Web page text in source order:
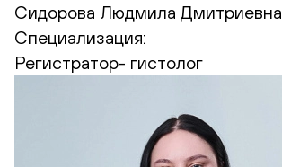
Сидорова Людмила Дмитриевна
Специализация:
Регистратор- гистолог